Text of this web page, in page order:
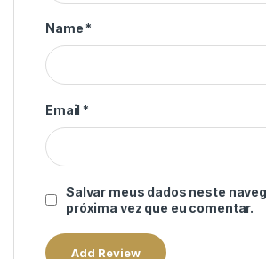
Name *
Email *
Salvar meus dados neste
próxima vez que eu comentar.